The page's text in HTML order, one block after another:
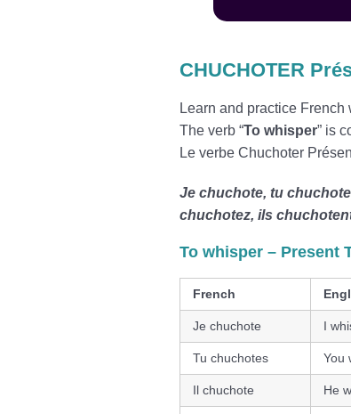
CHUCHOTER
Learn and practice French
The verb “To whisper” is
Le verbe Chuchoter
Je chuchote, tu
chuchotez, ils
To whisper – Present
French
Je chuchote I
Tu chuchotes You
Il chuchote He